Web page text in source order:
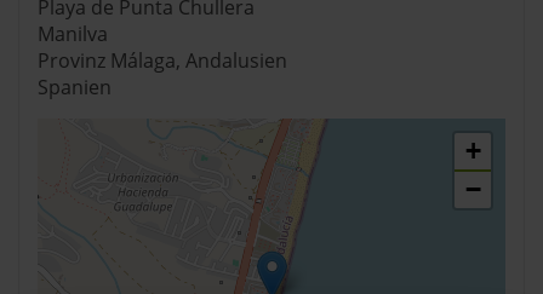
Playa de Punta Chullera
Manilva
Provinz Málaga, Andalusien
Spanien
+
−